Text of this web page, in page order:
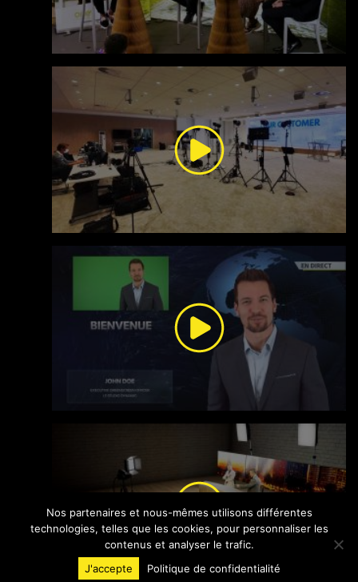
INVENTIVE EXPERIENCE
Nos partenaires et nous-mêmes utilisons différentes
technologies, telles que les cookies, pour personnaliser les
contenus et analyser le trafic.
J'accepte
Politique de confidentialité